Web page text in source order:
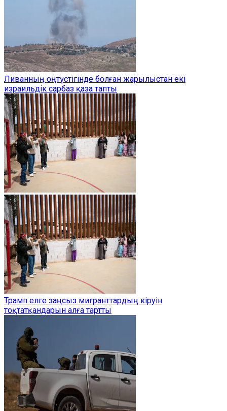
Ливанның оңтүстігінде болған жарылыстан екі
израильдік сарбаз қаза тапты
Трамп елге заңсыз мигранттардың кіруін
тоқтатқандарын алға тартты